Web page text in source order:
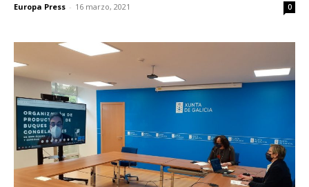
Europa Press - 16 marzo, 2021 0